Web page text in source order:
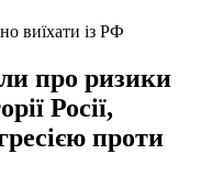
виїхати із РФ
про ризики
Росії,
проти